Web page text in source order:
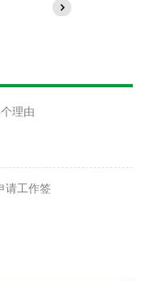
理由
请工作签